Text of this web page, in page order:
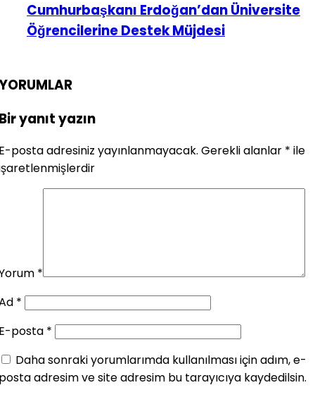
Cumhurbaşkanı Erdoğan’dan Üniversite
Öğrencilerine Destek Müjdesi
yanıt yazın
posta adresiniz yayınlanmayacak. Gerekli alanlar * ile
*
*
posta *
Daha sonraki yorumlarımda kullanılması için adım, e-
adresim ve site adresim bu tarayıcıya kaydedilsin.